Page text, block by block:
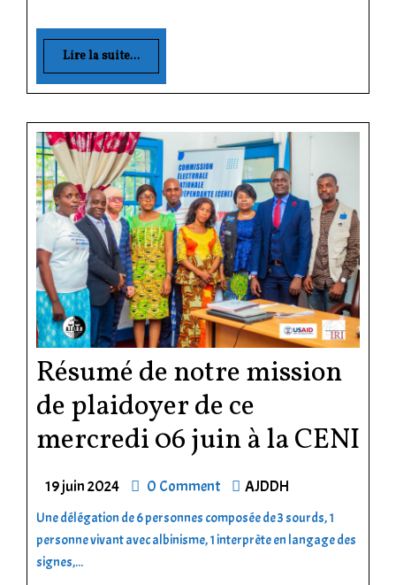
Lire la suite...
Résumé de notre mission
de plaidoyer de ce
mercredi 06 juin à la CENI
19 juin 2024 0 Comment AJDDH
Une délégation de 6 personnes composée de 3 sourds, 1
personne vivant avec albinisme, 1 interprète en langage des
signes,...